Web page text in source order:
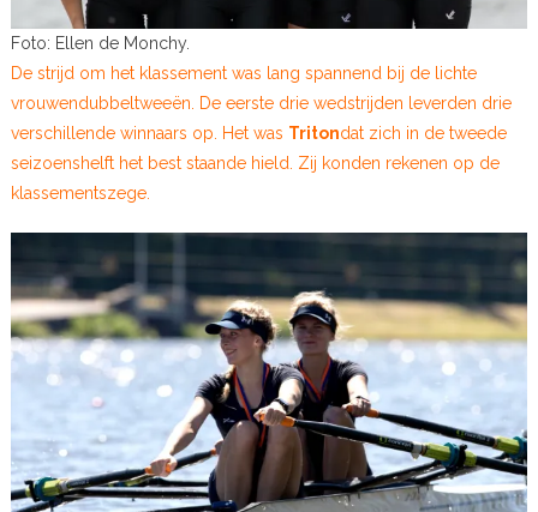
Foto: Ellen de Monchy.
De strijd om het klassement was lang spannend bij de lichte
vrouwendubbeltweeën. De eerste drie wedstrijden leverden drie
verschillende winnaars op. Het was Tritondat zich in de tweede
seizoenshelft het best staande hield. Zij konden rekenen op de
klassementszege.